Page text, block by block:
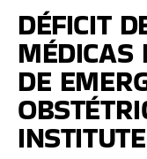
DÉFICIT
MÉDICAS
DE
INSTITUTE